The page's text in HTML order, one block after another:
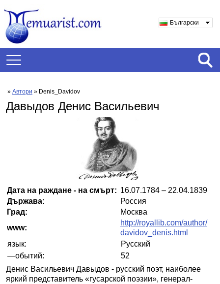
Български
» Автори » Denis_Davidov
Давыдов Денис Васильевич
Дата на раждане - на смърт: 16.07.1784 – 22.04.1839
Държава:
Россия
Град:
Москва
www:
http://royallib.com/author/
davidov_denis.html
язык:
Русский
—обытий:
52
Денис Васильевич Давыдов - русский поэт, наиболее
яркий представитель «гусарской поэзии», генерал-